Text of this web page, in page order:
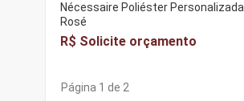
Nécessaire Poliéster Personalizada
Rosé
R$ Solicite orçamento
Página 1 de 2